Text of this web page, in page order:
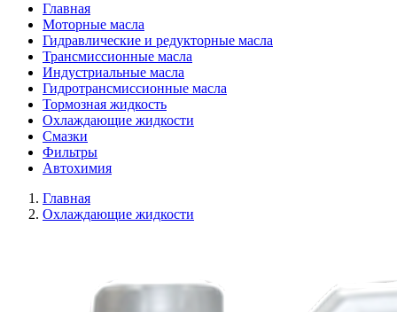
Главная
Моторные масла
Гидравлические и редукторные масла
Трансмиссионные масла
Индустриальные масла
Гидротрансмиссионные масла
Тормозная жидкость
Охлаждающие жидкости
Смазки
Фильтры
Автохимия
Главная
Охлаждающие жидкости